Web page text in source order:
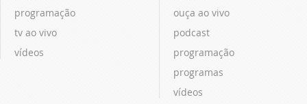
programação
tv ao vivo
vídeos
ouça ao vivo
podcast
programação
programas
vídeos